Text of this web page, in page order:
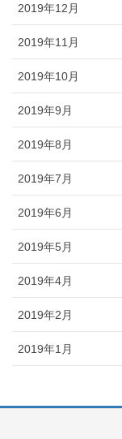
2019年12月
2019年11月
2019年10月
2019年9月
2019年8月
2019年7月
2019年6月
2019年5月
2019年4月
2019年2月
2019年1月